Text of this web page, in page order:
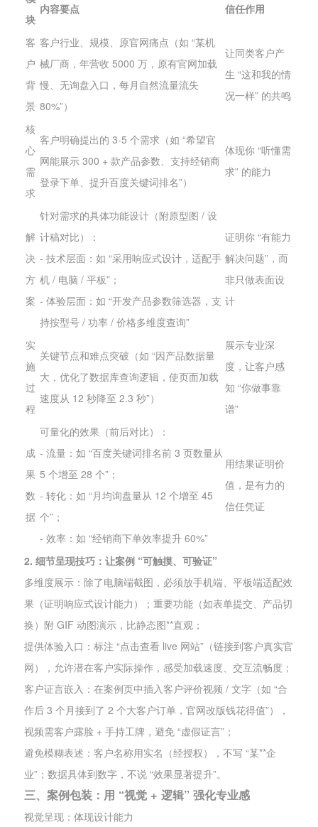
块
内容要点 信任作用
客
户
背
景
客户行业、规模、原官网痛点（如 “某机
械厂商，年营收 5000 万，原有官网加载
慢、无询盘入口，每月自然流量流失
80%”）
让同类客户产
生 “这和我的情
况一样” 的共鸣
核
心
需
求
客户明确提出的 3-5 个需求（如 “希望官
网能展示 300 + 款产品参数、支持经销商
登录下单、提升百度关键词排名”）
体现你 “听懂需
求” 的能力
解
决
方
案
针对需求的具体功能设计（附原型图 / 设
计稿对比）：
- 技术层面：如 “采用响应式设计，适配手
机 / 电脑 / 平板”；
- 体验层面：如 “开发产品参数筛选器，支
持按型号 / 功率 / 价格多维度查询”
证明你 “有能力
解决问题”，而
非只做表面设
计
实
施
过
程
关键节点和难点突破（如 “因产品数据量
大，优化了数据库查询逻辑，使页面加载
速度从 12 秒降至 2.3 秒”）
展示专业深
度，让客户感
知 “你做事靠
谱”
成
果
数
据
可量化的效果（前后对比）：
- 流量：如 “百度关键词排名前 3 页数量从
5 个增至 28 个”；
- 转化：如 “月均询盘量从 12 个增至 45
个”；
- 效率：如 “经销商下单效率提升 60%”
用结果证明价
值，是有力的
信任凭证
2. 细节呈现技巧：让案例 “可触摸、可验证”
多维度展示：除了电脑端截图，必须放手机端、平板端适配效
果（证明响应式设计能力）；重要功能（如表单提交、产品切
换）附 GIF 动图演示，比静态图**直观；
提供体验入口：标注 “点击查看 live 网站”（链接到客户真实官
网），允许潜在客户实际操作，感受加载速度、交互流畅度；
客户证言嵌入：在案例页中插入客户评价视频 / 文字（如 “合
作后 3 个月接到了 2 个大客户订单，官网改版钱花得值”），
视频需客户露脸 + 手持工牌，避免 “虚假证言”；
避免模糊表述：客户名称用实名（经授权），不写 “某**企
业”；数据具体到数字，不说 “效果显著提升”。
三、案例包装：用 “视觉 + 逻辑” 强化专业感
视觉呈现：体现设计能力